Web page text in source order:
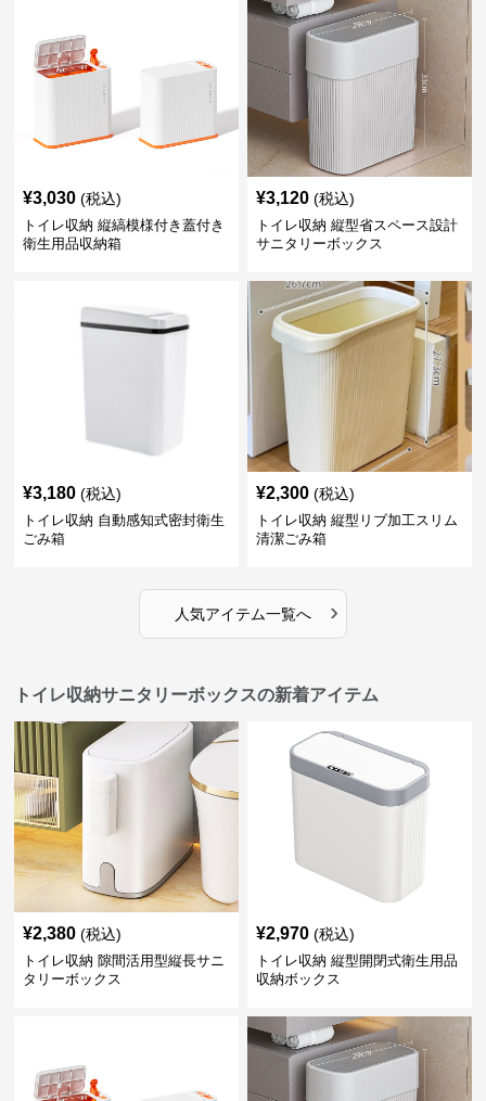
¥3,030 (税込)
トイレ収納 縦縞模様付き蓋付き
衛生用品収納箱
¥3,120 (税込)
トイレ収納 縦型省スペース設計
サニタリーボックス
¥3,180 (税込)
トイレ収納 自動感知式密封衛生
ごみ箱
¥2,300 (税込)
トイレ収納 縦型リブ加工スリム
清潔ごみ箱
人気アイテム一覧へ ›
トイレ収納サニタリーボックスの新着アイテム
¥2,380 (税込)
トイレ収納 隙間活用型縦長サニ
タリーボックス
¥2,970 (税込)
トイレ収納 縦型開閉式衛生用品
収納ボックス